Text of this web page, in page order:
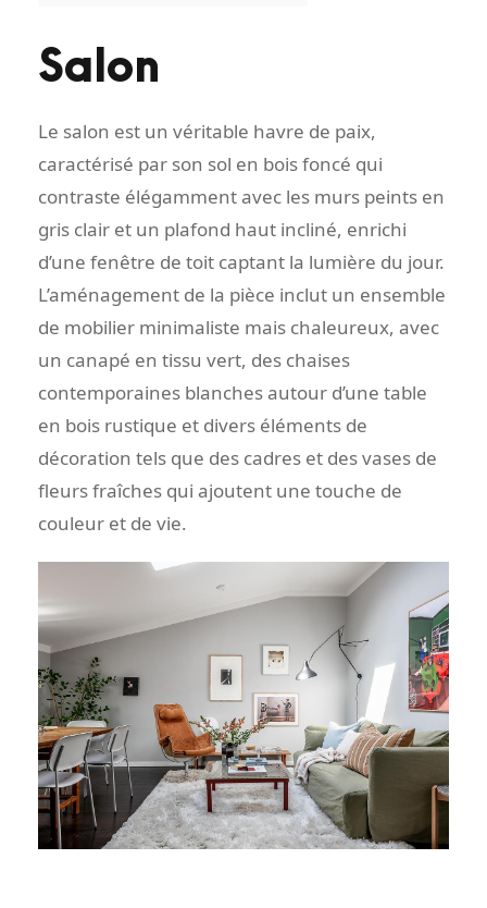
Salon
Le salon est un véritable havre de paix,
caractérisé par son sol en bois foncé qui
contraste élégamment avec les murs peints en
gris clair et un plafond haut incliné, enrichi
d’une fenêtre de toit captant la lumière du jour.
L’aménagement de la pièce inclut un ensemble
de mobilier minimaliste mais chaleureux, avec
un canapé en tissu vert, des chaises
contemporaines blanches autour d’une table
en bois rustique et divers éléments de
décoration tels que des cadres et des vases de
fleurs fraîches qui ajoutent une touche de
couleur et de vie.